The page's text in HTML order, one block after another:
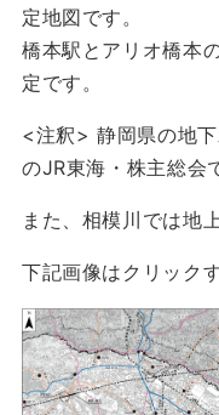
定地図です。
橋本駅とアリオ橋本
定です。
<注釈> 静岡県の地
のJR東海・株主総会
また、相模川では地
下記画像はクリック